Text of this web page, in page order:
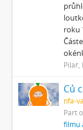
roku
Pilař,
Củ
nfa-
Part
filmu